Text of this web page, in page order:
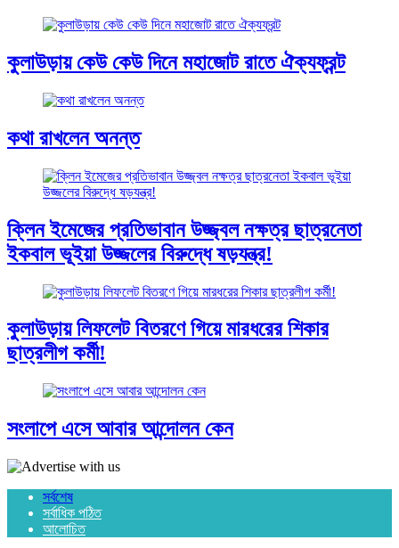
কুলাউড়ায় কেউ কেউ দিনে মহাজোট রাতে ঐক্যফ্রন্ট
কথা রাখলেন অনন্ত
ক্লিন ইমেজের প্রতিভাবান উজ্জ্বল নক্ষত্র ছাত্রনেতা
ইকবাল ভূইয়া উজ্জলের বিরুদ্ধে ষড়যন্ত্র!
কুলাউড়ায় লিফলেট বিতরণে গিয়ে মারধরের শিকার
ছাত্রলীগ কর্মী!
সংলাপে এসে আবার আন্দোলন কেন
সর্বশেষ
সর্বাধিক পঠিত
আলোচিত